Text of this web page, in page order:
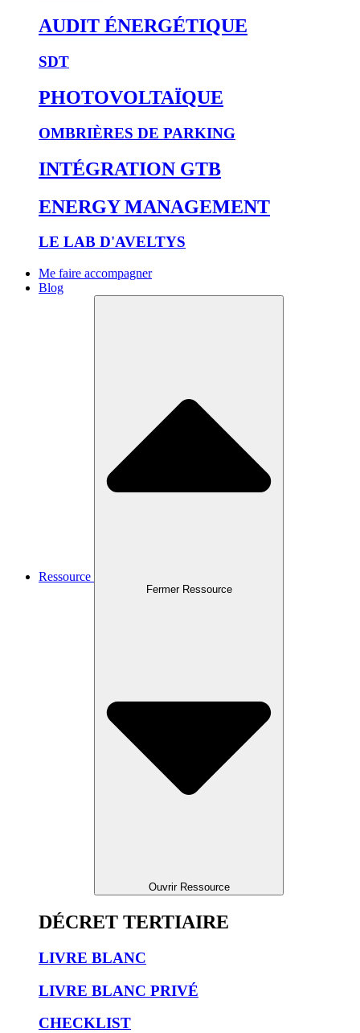
AUDIT ÉNERGÉTIQUE
SDT
PHOTOVOLTAÏQUE
OMBRIÈRES DE PARKING
INTÉGRATION GTB
ENERGY MANAGEMENT
LE LAB D'AVELTYS
Me faire accompagner
Blog
Ressource
Fermer Ressource
Ouvrir Ressource
DÉCRET TERTIAIRE
LIVRE BLANC
LIVRE BLANC PRIVÉ
CHECKLIST